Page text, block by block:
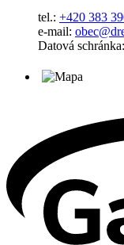
tel.: +420 383
e-mail:
Datová